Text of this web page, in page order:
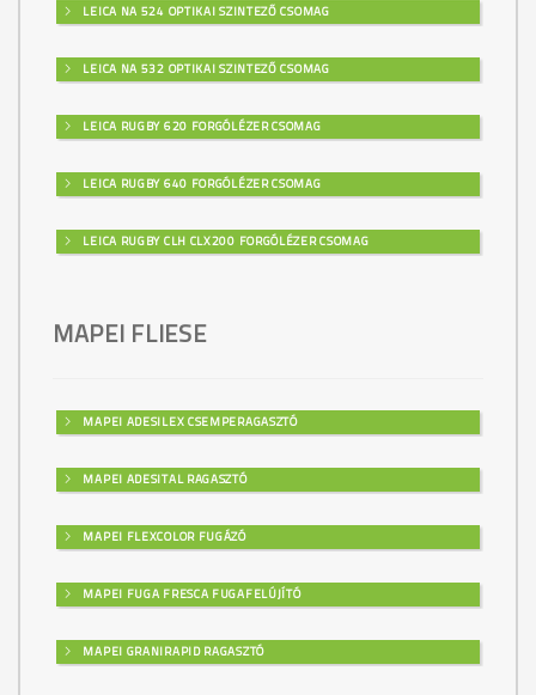
LEICA NA 524 OPTIKAI SZINTEZŐ CSOMAG
LEICA NA 532 OPTIKAI SZINTEZŐ CSOMAG
LEICA RUGBY 620 FORGÓLÉZER CSOMAG
LEICA RUGBY 640 FORGÓLÉZER CSOMAG
LEICA RUGBY CLH CLX200 FORGÓLÉZER CSOMAG
MAPEI FLIESE
MAPEI ADESILEX CSEMPERAGASZTÓ
MAPEI ADESITAL RAGASZTÓ
MAPEI FLEXCOLOR FUGÁZÓ
MAPEI FUGA FRESCA FUGAFELÚJÍTÓ
MAPEI GRANIRAPID RAGASZTÓ